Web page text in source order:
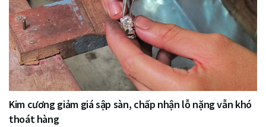
Kim cương giảm giá sập sàn, chấp nhận lỗ nặng vẫn khó
thoát hàng